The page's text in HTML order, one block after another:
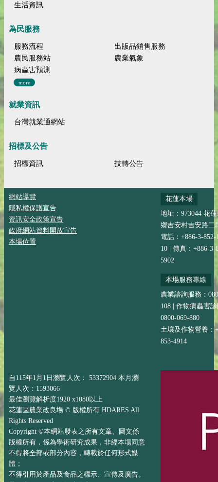
生活資訊
為民服務
服務流程
出版品銷售服務
農民服務站
農業氣象
病蟲害預測
more
就業資訊
台灣就業通網站
招標及公告
招標資訊 技轉公告
網站導覽
隱私權保護宣告
資訊安全政策宣告
政府網站資料開放宣告
本場位置
花蓮本場
地址：973044 花
鄉吉安村吉安路二
電話：+886-3-852-
10 | 傳真：+886-3-
5902
本場服務專線
農業諮詢服務：
108 | 作物病蟲害
0800-069-880
土壤及作物營養：
853-4914
自115年1月1日瀏覽人次： 53372904 本月瀏
覽人次：1593066
最佳瀏覽解析度1920 x1080以上
花蓮區農業改良場 © 版權所有 HDARES All
Rights Reserved
Copyright ©本網站發表之所有文章、圖文係
版權所有，係為學術研究成果，非經本場同意
不得將全部或部分內容，轉載於任何形式媒
體；
不得引用於產品及食品之標示、宣傳及廣告。